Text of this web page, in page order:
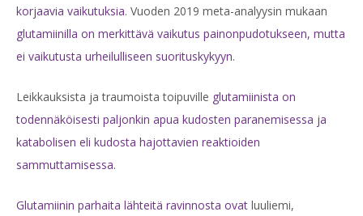
korjaavia vaikutuksia. Vuoden 2019 meta-analyysin mukaan
glutamiinilla on merkittävä vaikutus painonpudotukseen, mutta
ei vaikutusta urheilulliseen suorituskykyyn.
Leikkauksista ja traumoista toipuville glutamiinista on
todennäköisesti paljonkin apua kudosten paranemisessa ja
katabolisen eli kudosta hajottavien reaktioiden
sammuttamisessa.
Glutamiinin parhaita lähteitä ravinnosta ovat luuliemi,